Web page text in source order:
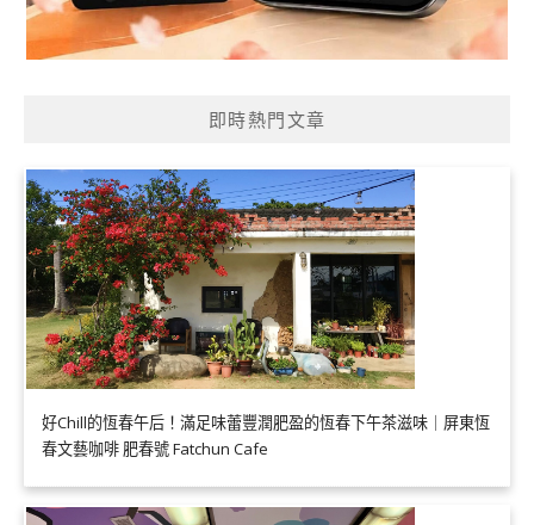
即時熱門文章
好Chill的恆春午后！滿足味蕾豐潤肥盈的恆春下午茶滋味｜屏東恆
春文藝咖啡 肥春號 Fatchun Cafe